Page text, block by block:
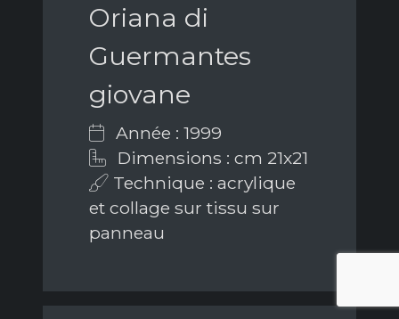
Oriana di
Guermantes
giovane
Année : 1999
Dimensions : cm 21x21
Technique : acrylique
et collage sur tissu sur
panneau